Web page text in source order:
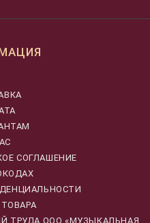
СОГЛАШЕНИЕ
ТРУДА ООО «МУЗЫКАЛЬНАЯ